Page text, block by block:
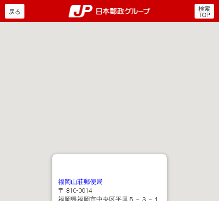
郵便局・日本郵政グルー
戻る 検索
TOP
福岡山荘郵便局
〒 810-0014
福岡県福岡市中央区平尾５－３－１